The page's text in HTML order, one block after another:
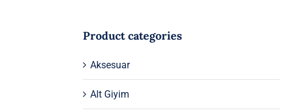
Product categories
Aksesuar
Alt Giyim